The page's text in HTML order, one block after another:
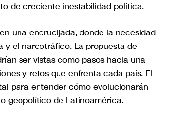
de creciente inestabilidad política.
una encrucijada, donde la necesidad
y el narcotráfico. La propuesta de
ser vistas como pasos hacia una
y retos que enfrenta cada país. El
para entender cómo evolucionarán
geopolítico de Latinoamérica.